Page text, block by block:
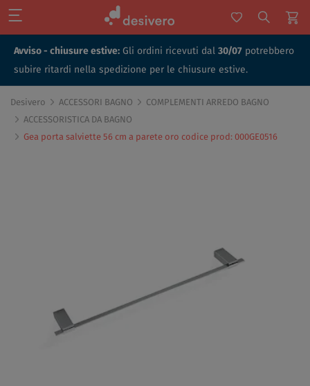
Avviso - chiusure estive: Gli ordini ricevuti dal 30/07 potrebbero
subire ritardi nella spedizione per le chiusure estive.
Desivero ACCESSORI BAGNO
COMPLEMENTI ARREDO BAGNO
ACCESSORISTICA DA BAGNO
Gea porta salviette 56 cm a parete oro codice prod: 000GE0516